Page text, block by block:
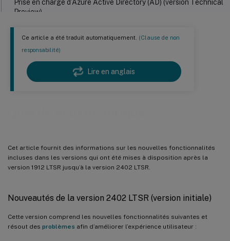
Ce article a été traduit automatiquement. (Clause de non
responsabilité)
Lire en anglais
Cet article fournit des informations sur les nouvelles fonctionnalités
incluses dans les versions qui ont été mises à disposition après la
version 1912 LTSR jusqu’à la version 2402 LTSR.
Nouveautés de la version 2402 LTSR (version initiale)
Cette version comprend les nouvelles fonctionnalités suivantes et
résout des problèmes afin d’améliorer l’expérience utilisateur :
Prise en charge d’Azure Active Directory (AD) (version Technical
Preview)
Nouveautés de la version 2311
disponible pour tous
Le préenregistrement est également disponible pour les
sessions d’applications virtuelles
Stocker les fichiers d’enregistrement dans Amazon Simple
Storage Service (Amazon S3)
Rapports de réponse réguliers aux événements
Possibilité de vérifier le taux de réussite de l’enregistrement